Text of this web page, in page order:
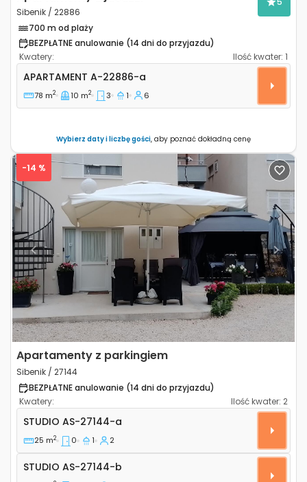
Sibenik / 22886
700 m od plaży
BEZPŁATNE anulowanie (14 dni do przyjazdu)
Kwatery:
Ilość kwater: 1
Trzypokojowy apartament Sibenik A-22886-a
APARTAMENT A-22886-a
78 m2 10 m2 3 1 6
Wybierz daty i liczbę gości, aby poznać dokładną cenę
Previous Next
-14 %
Apartamenty z parkingiem
Sibenik / 27144
BEZPŁATNE anulowanie (14 dni do przyjazdu)
Kwatery:
Ilość kwater: 2
Apartamenty typu studio Sibenik AS-27144-a
STUDIO AS-27144-a
25 m2 0 1 2
Studio AS-27144-b
STUDIO AS-27144-b